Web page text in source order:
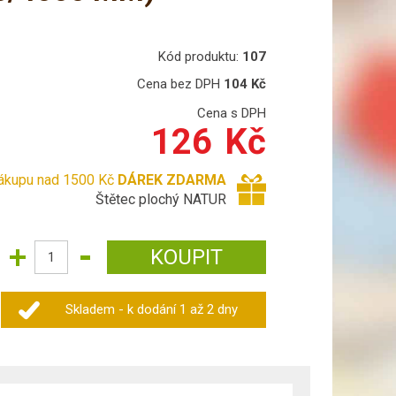
Kód produktu: 107
Cena bez DPH 104 Kč
Cena s DPH
126 Kč
nad 1500 Kč DÁREK ZDARMA
Štětec plochý NATUR
Skladem - k dodání 1 až 2 dny